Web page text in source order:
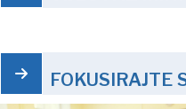
FOKUSIRAJTE